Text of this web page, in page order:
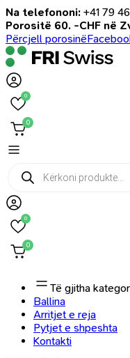
Na telefononi: +41 79
Porositë 60. -CHF në
Përcjell porosinë
0
0
Products
search
0
0
Të gjitha
Ballina
Arritjet e reja
Pytjet e shpeshta
Kontakti